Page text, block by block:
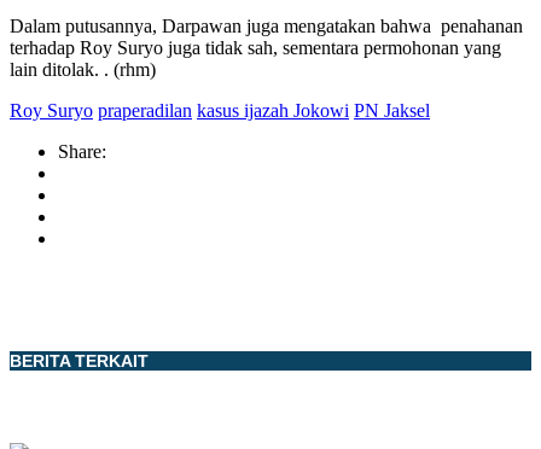
Dalam putusannya, Darpawan juga mengatakan bahwa penahanan
terhadap Roy Suryo juga tidak sah, sementara permohonan yang
lain ditolak. . (rhm)
Roy Suryo praperadilan kasus ijazah Jokowi PN Jaksel
Share:
BERITA TERKAIT